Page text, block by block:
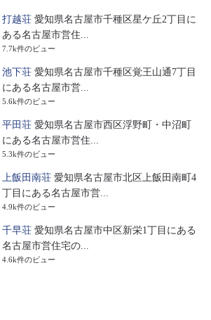
打越荘 愛知県名古屋市千種区星ケ丘2丁目に
ある名古屋市営住...
7.7k件のビュー
池下荘 愛知県名古屋市千種区覚王山通7丁目
にある名古屋市営...
5.6k件のビュー
平田荘 愛知県名古屋市西区浮野町・中沼町
にある名古屋市営住...
5.3k件のビュー
上飯田南荘 愛知県名古屋市北区上飯田南町4
丁目にある名古屋市営...
4.9k件のビュー
千早荘 愛知県名古屋市中区新栄1丁目にある
名古屋市営住宅の...
4.6k件のビュー